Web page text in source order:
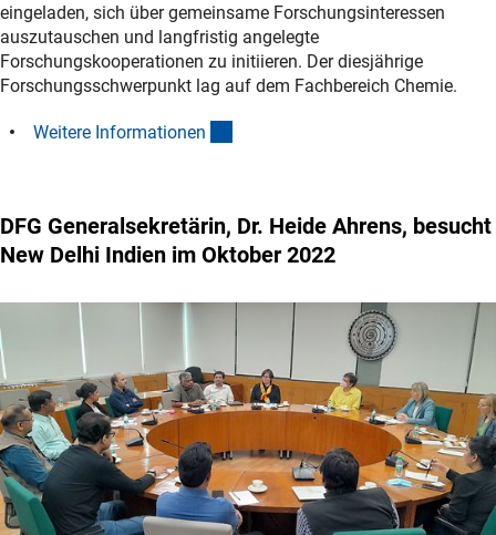
eingeladen, sich über gemeinsame Forschungsinteressen
auszutauschen und langfristig angelegte
Forschungskooperationen zu initiieren. Der diesjährige
Forschungsschwerpunkt lag auf dem Fachbereich Chemie.
Weitere Informationen
DFG Generalsekretärin, Dr. Heide Ahrens, besucht
New Delhi Indien im Oktober 2022